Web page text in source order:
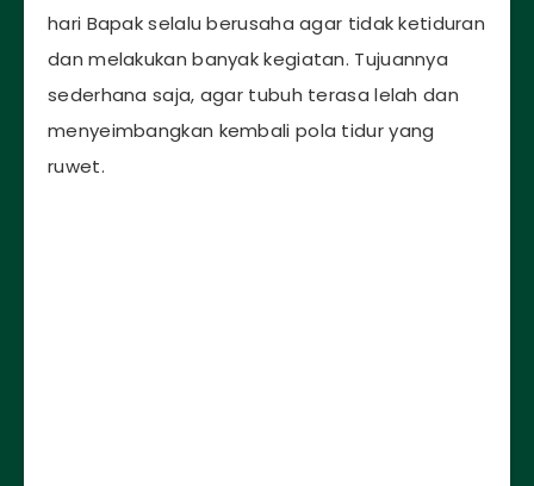
hari Bapak selalu berusaha agar tidak ketiduran
dan melakukan banyak kegiatan. Tujuannya
sederhana saja, agar tubuh terasa lelah dan
menyeimbangkan kembali pola tidur yang
ruwet.